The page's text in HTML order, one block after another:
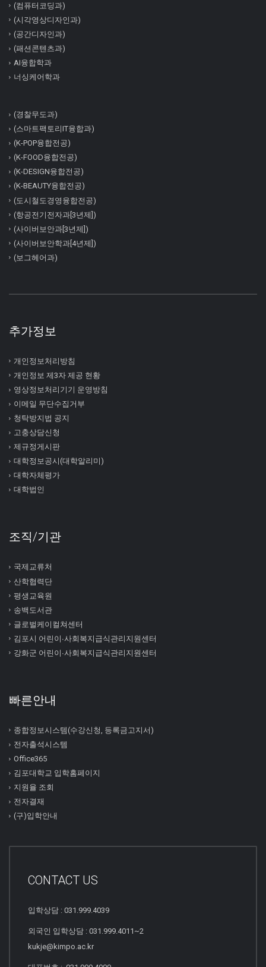
(컴퓨터코딩과)
(시각영상디자인과)
(공간디자인과)
(패션콘텐츠과)
AI융합학과
너싱케어학과
(경찰무도과)
(스마트팩토리IT융합과)
(K-POP융합전공)
(K-FOOD융합전공)
(K-DESIGN융합전공)
(K-BEAUTY융합전공)
(도시철도경영융합전공)
(항공전기전자과[3년제])
(사이버보안과[3년제])
(사이버보안학과[4년제])
(보그헤어과)
추가정보
개인정보처리방침
개인정보 제3자 제공 현황
영상정보처리기기 운영방침
이메일 무단수집거부
청탁방지법 공지
고충상담신청
제규정게시판
대학정보공시(대학알리미)
대학자체평가
대학법인
조직/기관
국제교류처
산학협력단
평생교육원
송백도서관
글로벌케이컬쳐센터
김포시 어린이∙사회복지급식관리지원센터
강화군 어린이∙사회복지급식관리지원센터
빠른안내
종합정보시스템(수강신청, 등록금고지서)
전자출석시스템
Office365
김포대학교 입학홈페이지
지원율 조회
전자결재
(구)입학안내
CONTACT US
입학상담 : 031.999.4039
외국인 입학상담 : 031.999.4011~2
kukje@kimpo.ac.kr